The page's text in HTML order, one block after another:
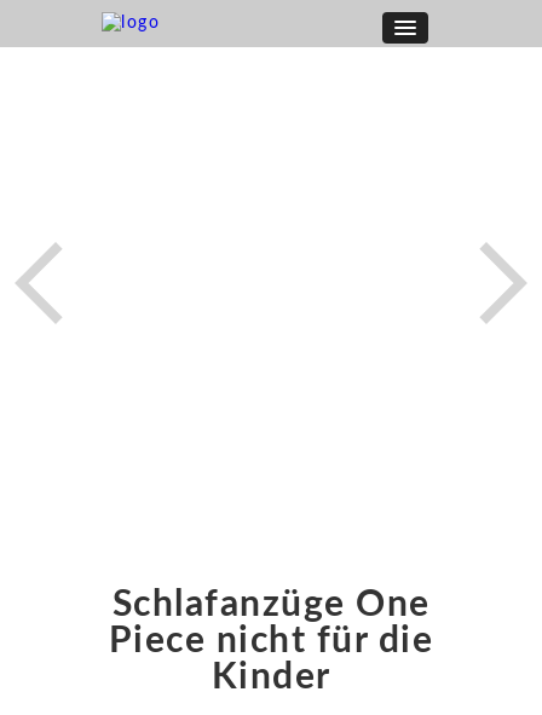
Schlafanzüge One
Piece nicht für die
Kinder